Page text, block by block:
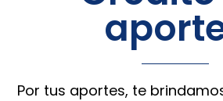
Por tus aportes, te